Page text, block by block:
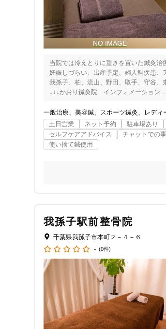
当院では冷えとりに重きを置いた鍼灸治
妊娠しづらい、出産予定、婦人科疾患、
我孫子、柏、流山、野田、取手、守谷、
↓↓↓かおり鍼灸院　インフォメーション
一般治療
美容鍼 スポーツ鍼灸
レディ
土日営業
ネット予約 駐車場あり
セルフケアアドバイス
チャットでの
使い捨て鍼使用
我孫子駅前整骨院
千葉県我孫子市本町２－４－６
- (0件)